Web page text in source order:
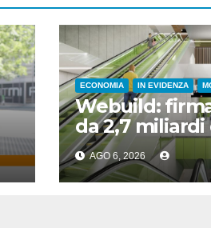
ECONOMIA IN EVIDENZA
Webuild:
da 2,7
nuova
Toronto
AGO 6, 2026